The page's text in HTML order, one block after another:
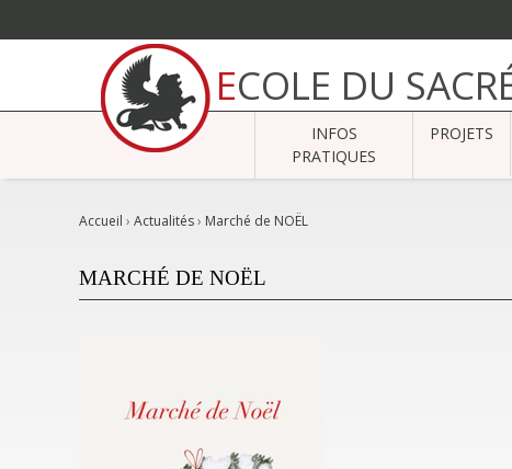
contenu.
Aller
ECOLE DU
INFOS
PRATIQUES
PROJETS
Accueil › Actualités› Marché de NOËL
MARCHÉ DE NOËL